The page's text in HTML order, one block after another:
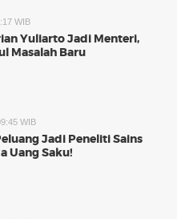
WIB
Yuliarto Jadi Menteri,
Masalah Baru
WIB
Jadi Peneliti Sains
Uang Saku!